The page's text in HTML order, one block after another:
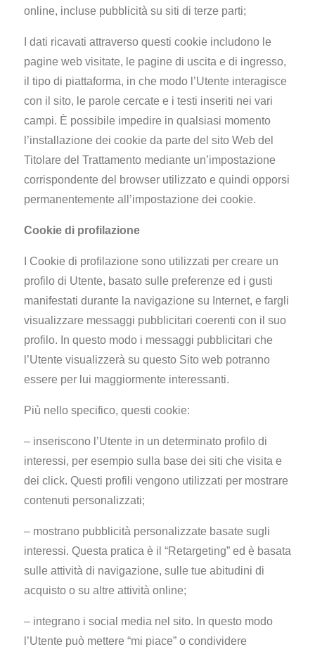
online, incluse pubblicità su siti di terze parti;
I dati ricavati attraverso questi cookie includono le
pagine web visitate, le pagine di uscita e di ingresso,
il tipo di piattaforma, in che modo l’Utente interagisce
con il sito, le parole cercate e i testi inseriti nei vari
campi. È possibile impedire in qualsiasi momento
l’installazione dei cookie da parte del sito Web del
Titolare del Trattamento mediante un’impostazione
corrispondente del browser utilizzato e quindi opporsi
permanentemente all’impostazione dei cookie.
Cookie di profilazione
I Cookie di profilazione sono utilizzati per creare un
profilo di Utente, basato sulle preferenze ed i gusti
manifestati durante la navigazione su Internet, e fargli
visualizzare messaggi pubblicitari coerenti con il suo
profilo. In questo modo i messaggi pubblicitari che
l’Utente visualizzerà su questo Sito web potranno
essere per lui maggiormente interessanti.
Più nello specifico, questi cookie:
– inseriscono l’Utente in un determinato profilo di
interessi, per esempio sulla base dei siti che visita e
dei click. Questi profili vengono utilizzati per mostrare
contenuti personalizzati;
– mostrano pubblicità personalizzate basate sugli
interessi. Questa pratica è il “Retargeting” ed è basata
sulle attività di navigazione, sulle tue abitudini di
acquisto o su altre attività online;
– integrano i social media nel sito. In questo modo
l’Utente può mettere “mi piace” o condividere